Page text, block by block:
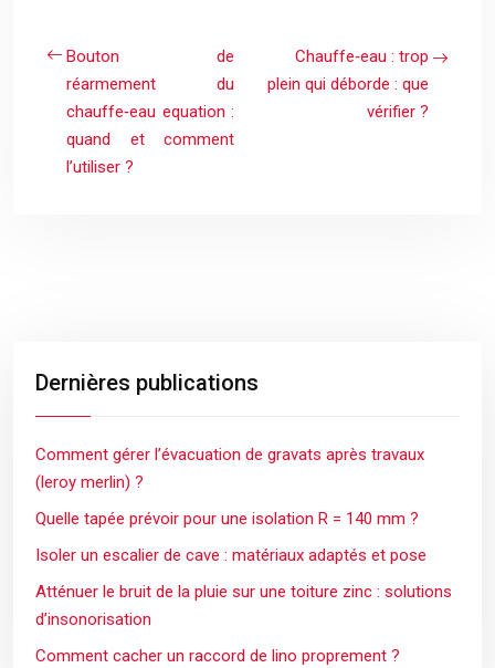
Bouton de
réarmement du
chauffe‑eau equation :
quand et comment
l’utiliser ?
Chauffe‑eau : trop
plein qui déborde : que
vérifier ?
Dernières publications
Comment gérer l’évacuation de gravats après travaux
(leroy merlin) ?
Quelle tapée prévoir pour une isolation R = 140 mm ?
Isoler un escalier de cave : matériaux adaptés et pose
Atténuer le bruit de la pluie sur une toiture zinc : solutions
d’insonorisation
Comment cacher un raccord de lino proprement ?